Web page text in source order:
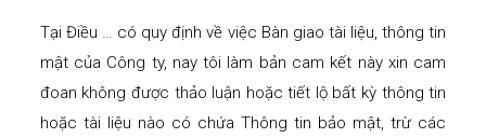
Tại Điều … có quy định về việc Bàn giao tài liệu, thông tin
mật của Công ty, nay tôi làm bản cam kết này xin cam
đoan không được thảo luận hoặc tiết lộ bất kỳ thông tin
hoặc tài liệu nào có chứa Thông tin bảo mật, trừ các